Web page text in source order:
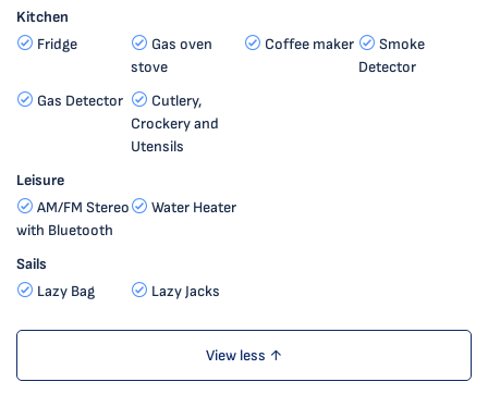
Kitchen
Fridge
Gas oven
stove
Coffee maker
Smoke
Detector
Gas Detector
Cutlery,
Crockery and
Utensils
Leisure
AM/FM Stereo
with Bluetooth
Water Heater
Sails
Lazy Bag
Lazy Jacks
View less ↑